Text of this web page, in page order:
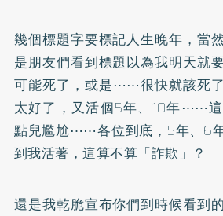
幾個標題字要標記人生晚年，當
是朋友們看到標題以為我明天就
可能死了，或是⋯⋯很快就該死
太好了，又活個5年、10年⋯⋯
點兒尷尬⋯⋯各位到底，5年、6
到我活著，這算不算「詐欺」？
還是我乾脆宣布你們到時候看到